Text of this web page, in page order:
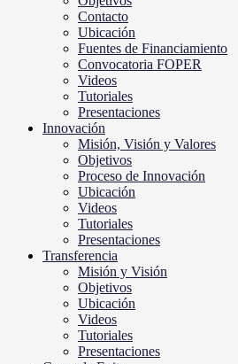
Contacto
Ubicación
Fuentes de Financiamiento
Convocatoria FOPER
Videos
Tutoriales
Presentaciones
Innovación
Misión, Visión y Valores
Objetivos
Proceso de Innovación
Ubicación
Videos
Tutoriales
Presentaciones
Transferencia
Misión y Visión
Objetivos
Ubicación
Videos
Tutoriales
Presentaciones